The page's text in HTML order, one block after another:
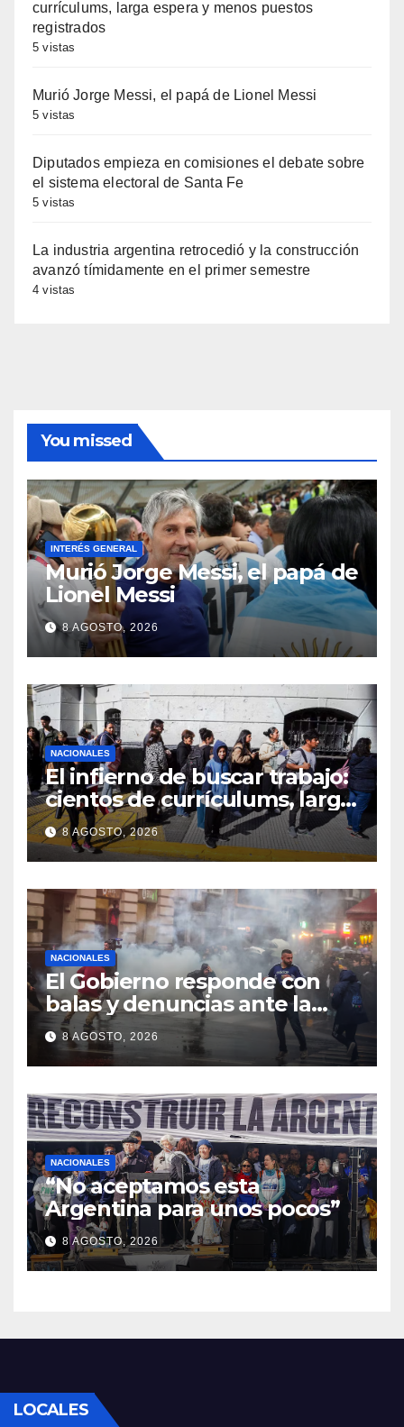
currículums, larga espera y menos puestos
registrados
5 vistas
Murió Jorge Messi, el papá de Lionel Messi
5 vistas
Diputados empieza en comisiones el debate sobre
el sistema electoral de Santa Fe
5 vistas
La industria argentina retrocedió y la construcción
avanzó tímidamente en el primer semestre
4 vistas
You missed
INTERÉS GENERAL
Murió Jorge Messi, el papá de
Lionel Messi
8 AGOSTO, 2026
NACIONALES
El infierno de buscar trabajo:
cientos de currículums, larga
espera y menos puestos
registrados
8 AGOSTO, 2026
NACIONALES
El Gobierno responde con
balas y denuncias ante la
protesta
8 AGOSTO, 2026
NACIONALES
“No aceptamos esta
Argentina para unos pocos”
8 AGOSTO, 2026
LOCALES